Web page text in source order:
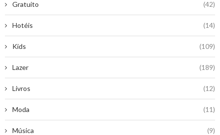
Gratuito (42)
Hotéis (14)
Kids (109)
Lazer (189)
Livros (12)
Moda (11)
Música (9)